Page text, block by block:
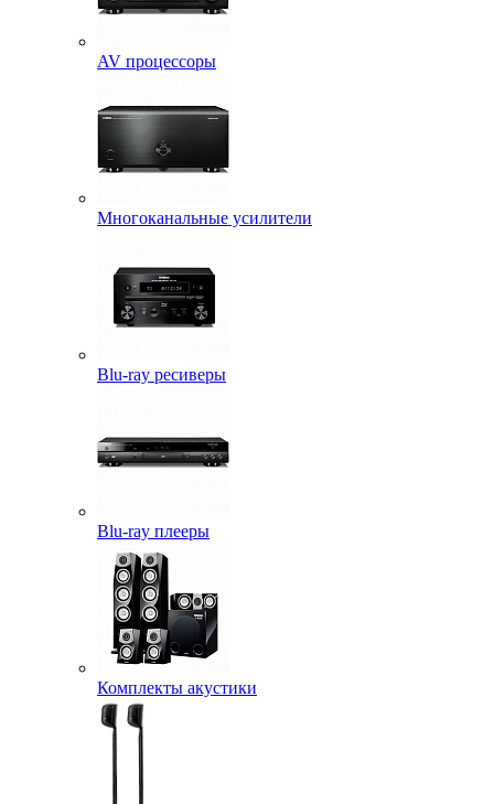
AV процессоры
Многоканальные усилители
Blu-ray ресиверы
Blu-ray плееры
Комплекты акустики